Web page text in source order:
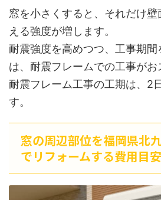
窓を小さくすると、それだけ
える強度が増します。
耐震強度を高めつつ、工事期
は、耐震フレームでの工事がお
耐震フレーム工事の工期は、2
す。
窓の周辺部位を福岡県北
でリフォームする費用目